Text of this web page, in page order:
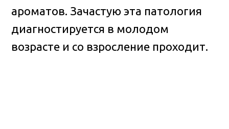
ароматов. Зачастую эта патология
диагностируется в молодом
возрасте и со взросление проходит.